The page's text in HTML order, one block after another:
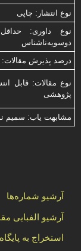
نوع انتشار: چاپی
دوسویه‌ناشناس
درصد پذیرش مقالات: 40%
نوع مقالات: قابل
پژوهشی
مشابهت ياب: سميم
آرشیو شماره‌ها
آرشیو الفبایی
استخراج به